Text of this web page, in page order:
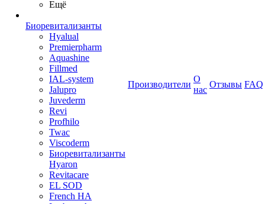
Ещё
Биоревитализанты
Hyalual
Premierpharm
Aquashine
Fillmed
IAL-system
Jalupro
Juvederm
Revi
Profhilo
Twac
Viscoderm
Биоревитализанты
Hyaron
Revitacare
EL SOD
French HA
Производители
О
нас
Отзывы FAQ